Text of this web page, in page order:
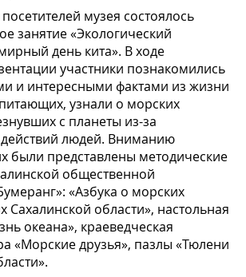
музея состоялось
занятие «Экологический
день кита». В ходе
участники познакомились
и интересными фактами из жизни
узнали о морских
с планеты из-за
людей. Вниманию
были представлены методические
общественной
«Азбука о морских
области», настольная
океана», краеведческая
«Морские друзья», пазлы «Тюлени